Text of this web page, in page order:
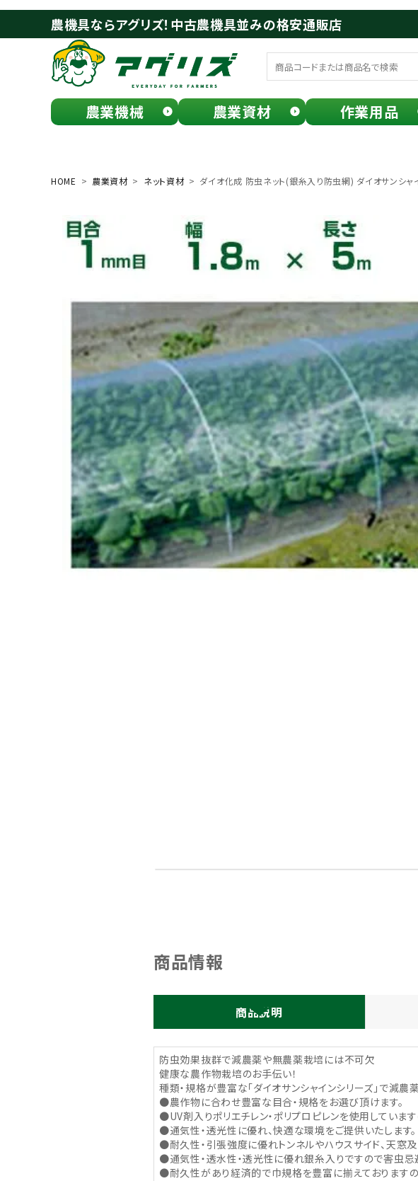
農機具ならアグリズ！中古農機具並みの格安通販店
農業機械 農業資材 作業用品
search
お気に入り一覧
閲覧履歴一覧
HOME 農業資材 ネット資材 ダイオ化成 防虫ネット(銀糸入り防虫網) ダイオサン
商品情報
商品説明
防虫効果抜群で減農薬や無農薬栽培には不可欠
健康な農作物栽培のお手伝い！
種類・規格が豊富な「ダイオサンシャインシリーズ」で減農
●農作物に合わせ豊富な目合・規格をお選び頂けます。
●UV剤入りポリエチレン・ポリプロピレンを使用していま
●通気性・透光性に優れ、快適な環境をご提供いたします。
●耐久性・引張強度に優れトンネルやハウスサイド、天窓
●通気性・透水性・透光性に優れ銀糸入りですので害虫忌
●耐久性があり経済的で巾規格を豊富に揃えております